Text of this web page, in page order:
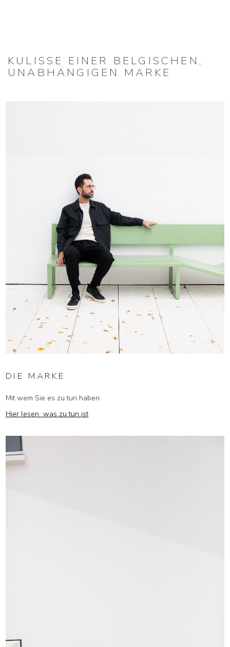
KULISSE EINER BELGISCHEN,
UNABHÄNGIGEN MARKE
DIE MARKE
Mit wem Sie es zu tun haben
Hier lesen was zu tun ist